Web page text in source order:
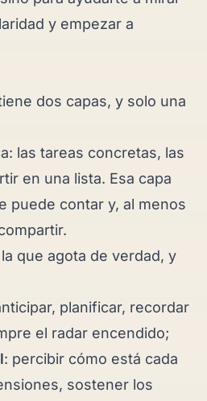
y empezar a
dos capas, y solo una
las tareas concretas, las
en una lista. Esa capa
puede contar y, al menos
que agota de verdad, y
planificar, recordar
el radar encendido;
: percibir cómo está cada
sostener los